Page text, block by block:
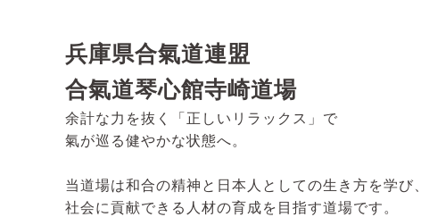
兵庫県合氣道連盟
合氣道琴心館寺崎道場
余計な力を抜く「正しいリラックス」で
氣が巡る健やかな状態へ。
当道場は和合の精神と日本人としての生き方を学び、
社会に貢献できる人材の育成を目指す道場です。